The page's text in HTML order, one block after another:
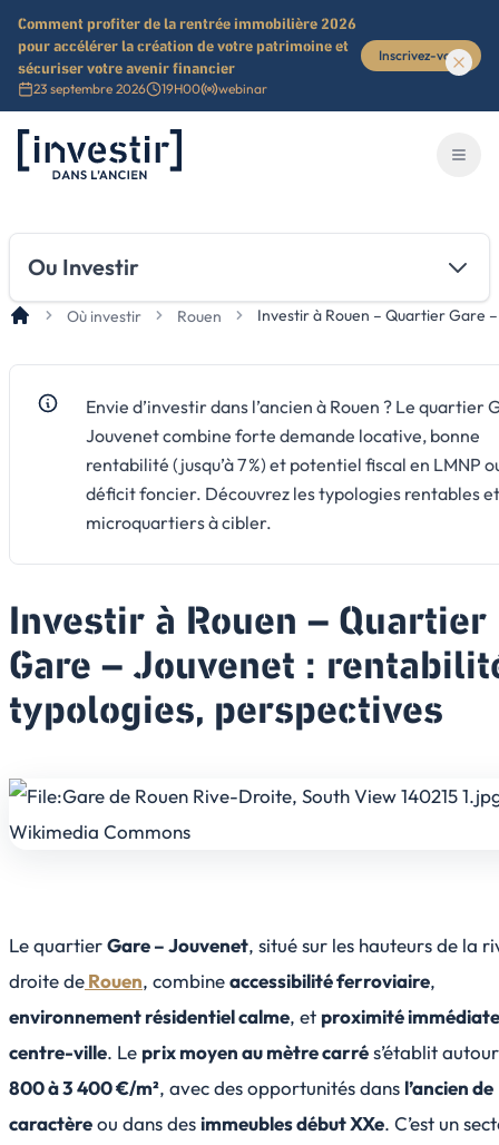
Comment profiter de la rentrée immobilière 2026
pour accélérer la création de votre patrimoine et
sécuriser votre avenir financier
23 septembre 2026 19H00 webinar
Inscrivez-vous
Investir dans l'ancien
Ou Investir
Où investir Rouen Investir à Rouen – Quartier Gare
Envie d’investir dans l’ancien à Rouen ? Le quartier
Jouvenet combine forte demande locative, bonne
rentabilité (jusqu’à 7 %) et potentiel fiscal en LMNP
déficit foncier. Découvrez les typologies rentables
microquartiers à cibler.
Investir à Rouen – Quartier
Gare – Jouvenet :
typologies, perspectives
Le quartierGare – Jouvenet, situé sur les hauteurs de la
droite deRouen, combineaccessibilité ferroviaire,
environnement résidentiel calme, et proximité
centre-ville. Le prix moyen au mètre carrés’établit
800 à 3 400 €/m², avec des opportunités dans l’ancien de
caractèreou dans desimmeubles début XXe. C’est un